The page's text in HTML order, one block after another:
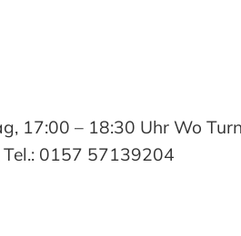
17:00 – 18:30 Uhr Wo
0157 57139204